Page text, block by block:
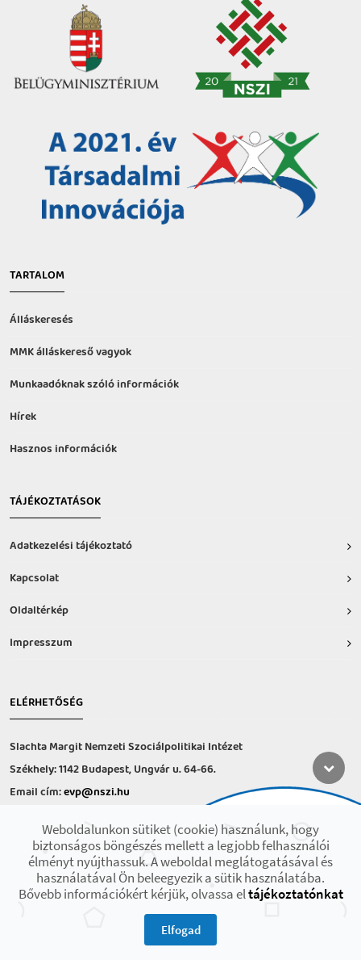
TARTALOM
Álláskeresés
MMK álláskereső vagyok
Munkaadóknak szóló információk
Hírek
Hasznos információk
TÁJÉKOZTATÁSOK
Adatkezelési tájékoztató
Kapcsolat
Oldaltérkép
Impresszum
ELÉRHETŐSÉG
Slachta Margit Nemzeti Szociálpolitikai Intézet
Székhely: 1142 Budapest, Ungvár u. 64-66.
Email cím:evp@nszi.hu
hétfő-csütörtök: 8:00-16:00
péntek: 8:00-14.00
2021 © Minden jog fenntartva! Készült az EFOP-1.9.3-VEKOP-17 projekt
keretében.
Weboldalunkon sütiket (cookie) használunk, hogy
biztonságos böngészés mellett a legjobb felhasználói
élményt nyújthassuk. A weboldal meglátogatásával és
használatával Ön beleegyezik a sütik használatába.
Bővebb információkért kérjük, olvassa eltájékoztatónkat
Elfogad